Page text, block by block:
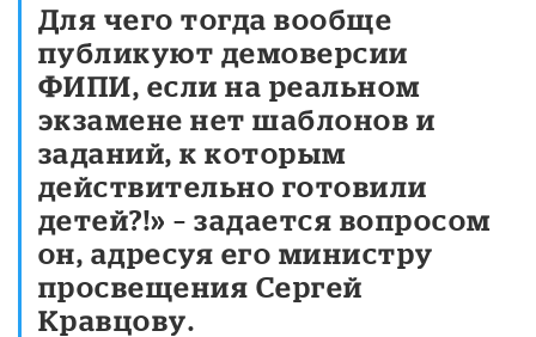
Для чего тогда вообще
публикуют демоверсии
ФИПИ, если на реальном
экзамене нет шаблонов и
заданий, к которым
действительно готовили
детей?!» – задается вопросом
он, адресуя его министру
просвещения Сергей
Кравцову.